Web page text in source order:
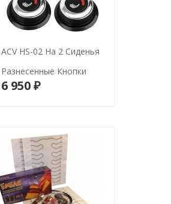
ACV HS-02 На 2 Сиденья
Разнесенные Кнопки
6 950 ₽В корзину